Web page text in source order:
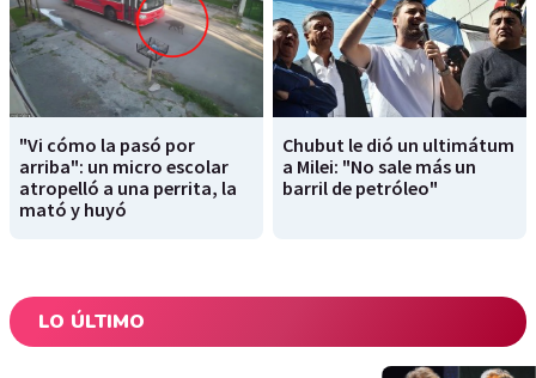
"Vi cómo la pasó por
arriba": un micro escolar
atropelló a una perrita, la
mató y huyó
Chubut le dió un ultimátum
a Milei: "No sale más un
barril de petróleo"
LO ÚLTIMO